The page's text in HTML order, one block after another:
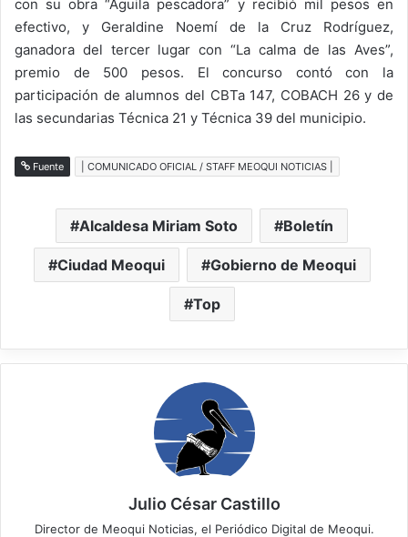
con su obra “Águila pescadora” y recibió mil pesos en
efectivo, y Geraldine Noemí de la Cruz Rodríguez,
ganadora del tercer lugar con “La calma de las Aves”,
premio de 500 pesos. El concurso contó con la
participación de alumnos del CBTa 147, COBACH 26 y de
las secundarias Técnica 21 y Técnica 39 del municipio.
Fuente | COMUNICADO OFICIAL / STAFF MEOQUI NOTICIAS |
Alcaldesa Miriam Soto Boletín
Ciudad Meoqui Gobierno de Meoqui
Top
Julio César Castillo
Director de Meoqui Noticias, el Periódico Digital de Meoqui.